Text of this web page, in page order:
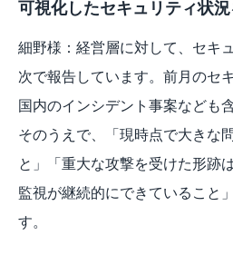
可視化したセキュリティ状
細野様：経営層に対して、セキ
次で報告しています。前月のセ
国内のインシデント事案なども
そのうえで、「現時点で大きな
と」「重大な攻撃を受けた形跡
監視が継続的にできていること
す。